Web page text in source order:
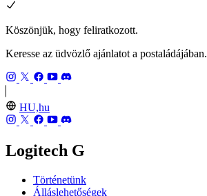
Köszönjük, hogy feliratkozott.
Keresse az üdvözlő ajánlatot a postaládájában.
HU,hu
Logitech G
Történetünk
Álláslehetőségek